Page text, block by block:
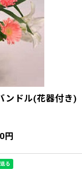
ンドル(花器付き)
円